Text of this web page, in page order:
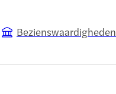
Bezienswaardigheden